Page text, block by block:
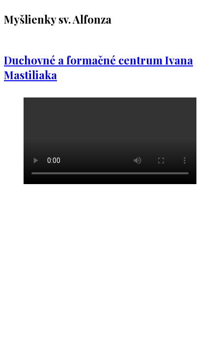
Myšlienky sv. Alfonza
Duchovné a formačné centrum Ivana
Mastiliaka